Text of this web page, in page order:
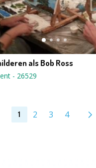
als Bob Ross
- 26529
1 2 3 4